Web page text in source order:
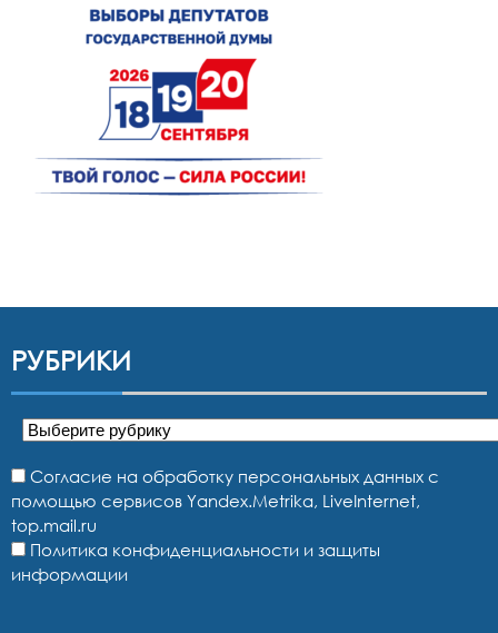
РУБРИКИ
Рубрики
Согласие на обработку персональных данных с
помощью сервисов Yandex.Metrika, LiveInternet,
top.mail.ru
Политика конфиденциальности и защиты
информации